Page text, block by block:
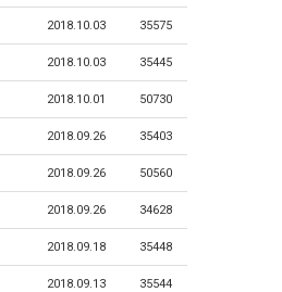
2018.10.03 35575
2018.10.03 35445
2018.10.01 50730
2018.09.26 35403
2018.09.26 50560
2018.09.26 34628
2018.09.18 35448
2018.09.13 35544